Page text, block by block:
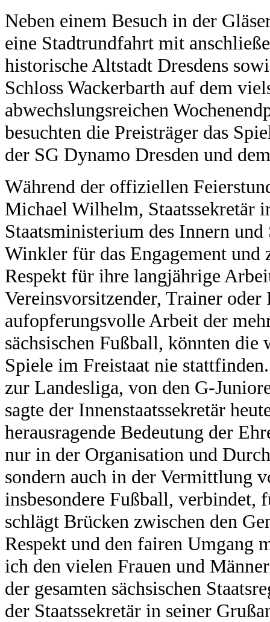
Neben einem Besuch in der
eine Stadtrundfahrt mit
historische Altstadt Dresdens
Schloss Wackerbarth auf dem
abwechslungsreichen
besuchten die Preisträger das
der SG Dynamo Dresden und
Während der offiziellen
Michael Wilhelm, Staatssekretär
Staatsministerium des Innern
Winkler für das Engagement und
Respekt für ihre langjährige
Vereinsvorsitzender, Trainer
aufopferungsvolle Arbeit der
sächsischen Fußball, könnten
Spiele im Freistaat nie
zur Landesliga, von den G-
sagte der Innenstaatssekretär
herausragende Bedeutung der
nur in der Organisation und
sondern auch in der Vermittlung
insbesondere Fußball, verbindet,
schlägt Brücken zwischen den
Respekt und den fairen Umgang
ich den vielen Frauen und
der gesamten sächsischen
der Staatssekretär in seiner